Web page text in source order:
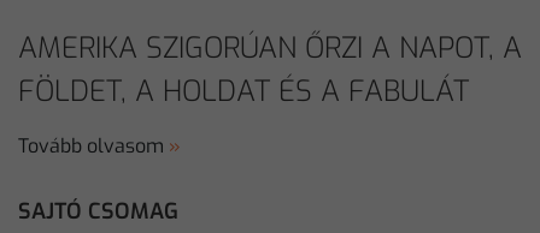
SAJTÓ CSOMAG
AMERIKA SZIGORÚAN ŐRZI A NAPOT, A
FÖLDET, A HOLDAT ÉS A FABULÁT
Tovább olvasom »